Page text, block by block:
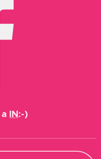
a IN:-)